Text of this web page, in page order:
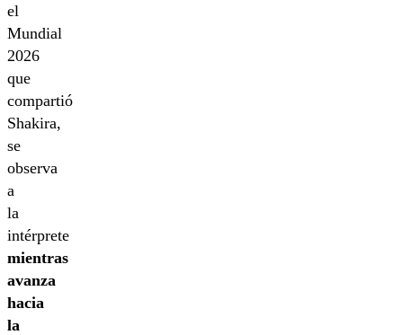
el
Mundial
2026
que
compartió
Shakira,
se
observa
a
la
intérprete
mientras
avanza
hacia
la